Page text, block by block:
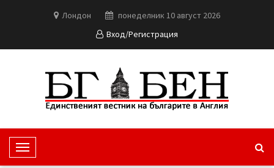
Лондон
понеделник 10 август 2026
Вход/Регистрация
T
o